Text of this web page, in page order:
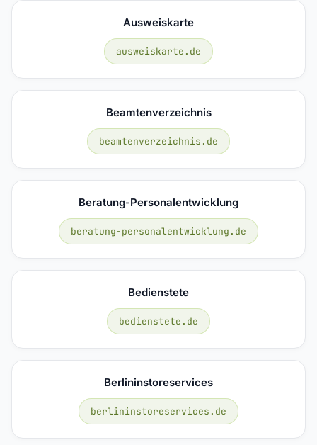
Ausweiskarte
ausweiskarte.de
Beamtenverzeichnis
beamtenverzeichnis.de
Beratung-Personalentwicklung
beratung-personalentwicklung.de
Bedienstete
bedienstete.de
Berlininstoreservices
berlininstoreservices.de